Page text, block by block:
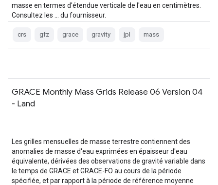
masse en termes d'étendue verticale de l'eau en centimètres.
Consultez les … du fournisseur.
crs gfz grace gravity jpl mass
GRACE Monthly Mass Grids Release 06 Version 04
- Land
Les grilles mensuelles de masse terrestre contiennent des
anomalies de masse d'eau exprimées en épaisseur d'eau
équivalente, dérivées des observations de gravité variable dans
le temps de GRACE et GRACE-FO au cours de la période
spécifiée, et par rapport à la période de référence moyenne